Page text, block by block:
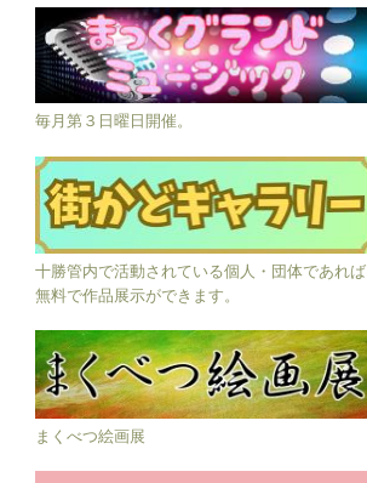
毎月第３日曜日開催。
十勝管内で活動されている個人・団体であれば
無料で作品展示ができます。
まくべつ絵画展